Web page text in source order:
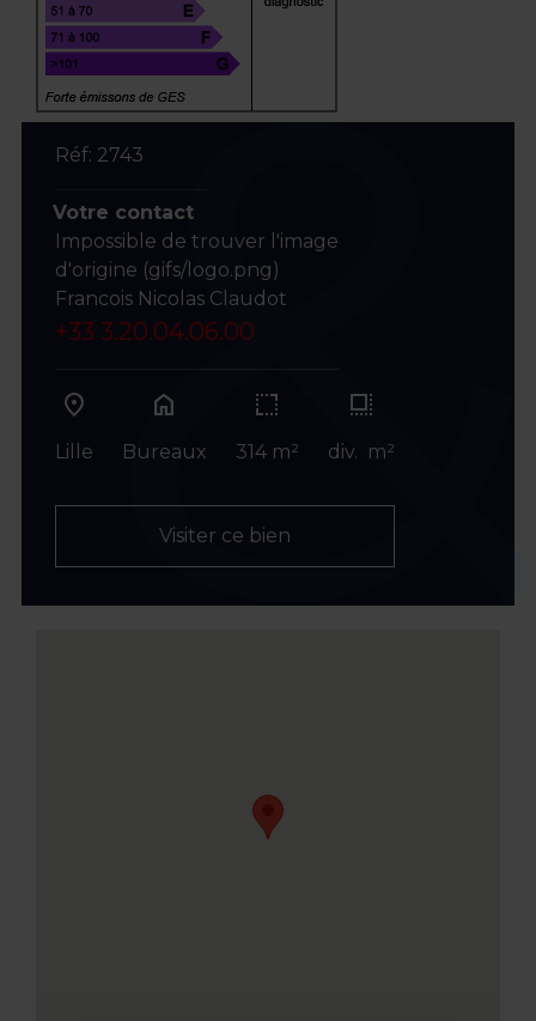
Réf: 2743
Votre contact
Impossible de trouver l'image
d'origine (gifs/logo.png)
Francois Nicolas Claudot
+33 3.20.04.06.00
Lille
home
Bureaux 314 m² div. m²
Visiter ce bien